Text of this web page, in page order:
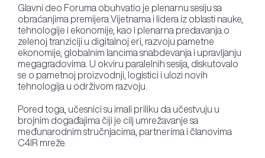
Glavni deo Foruma obuhvatio je plenarnu sesiju sa
obraćanjima premijera Vijetnama i lidera iz oblasti nauke,
tehnologije i ekonomije, kao i plenarna predavanja o
zelenoj tranziciji u digitalnoj eri, razvoju pametne
ekonomije, globalnim lancima snabdevanja i upravljanju
megagradovima. U okviru paralelnih sesija, diskutovalo
se o pametnoj proizvodnji, logistici i ulozi novih
tehnologija u održivom razvoju.
Pored toga, učesnici su imali priliku da učestvuju u
brojnim događajima čiji je cilj umrežavanje sa
međunarodnim stručnjacima, partnerima i članovima
C4IR mreže.